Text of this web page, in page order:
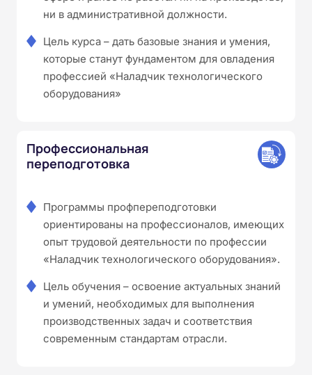
ни в административной должности.
Цель курса – дать базовые знания и умения,
которые станут фундаментом для овладения
профессией «Наладчик технологического
оборудования»
Профессиональная
переподготовка
Программы профпереподготовки
ориентированы на профессионалов, имеющих
опыт трудовой деятельности по профессии
«Наладчик технологического оборудования».
Цель обучения – освоение актуальных знаний
и умений, необходимых для выполнения
производственных задач и соответствия
современным стандартам отрасли.